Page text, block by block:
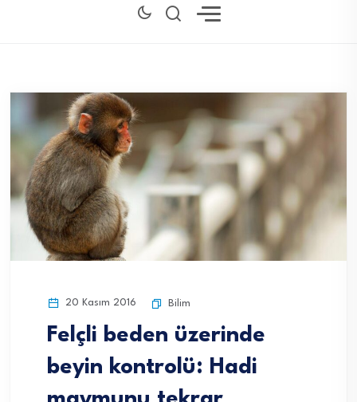
20 Kasım 2016 Bilim
Felçli beden üzerinde
beyin kontrolü: Hadi